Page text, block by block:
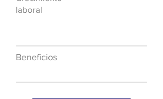
laboral
Beneficios